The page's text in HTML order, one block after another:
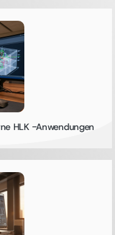
HLK -Anwendungen